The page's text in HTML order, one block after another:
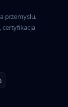
przemysłu.
certyfikacja